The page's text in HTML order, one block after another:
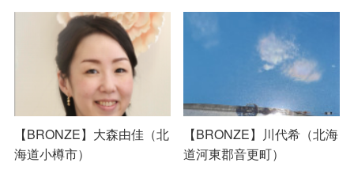
【BRONZE】大森由佳（北
海道小樽市）
【BRONZE】川代希（北海
道河東郡音更町）